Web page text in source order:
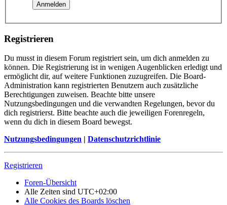
Registrieren
Du musst in diesem Forum registriert sein, um dich anmelden zu
können. Die Registrierung ist in wenigen Augenblicken erledigt und
ermöglicht dir, auf weitere Funktionen zuzugreifen. Die Board-
Administration kann registrierten Benutzern auch zusätzliche
Berechtigungen zuweisen. Beachte bitte unsere
Nutzungsbedingungen und die verwandten Regelungen, bevor du
dich registrierst. Bitte beachte auch die jeweiligen Forenregeln,
wenn du dich in diesem Board bewegst.
Nutzungsbedingungen | Datenschutzrichtlinie
Registrieren
Foren-Übersicht
Alle Zeiten sind UTC+02:00
Alle Cookies des Boards löschen